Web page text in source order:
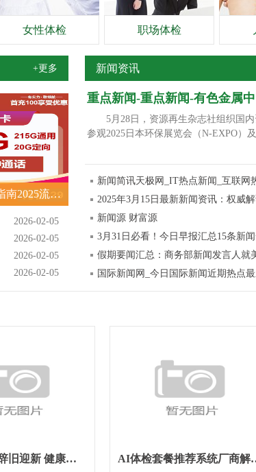
女性体检 职场体检
+更多
便宜流量卡避坑指南2025流量卡推荐榜单
2026-02-05
2026-02-05
2026-02-05
2026-02-05
新闻资讯
重点新闻-重点新闻-有色金属
5月28日，资源再生杂志社组织国内
参观2025日本环保展览会（N-EXPO
新闻简讯天极网_IT热点新闻_互联网
2025年3月15日最新新闻资讯：权威
新闻源 财富源
3月31日必看！今日早报汇总15条新
假期要闻汇总：商务部新闻发言人就
国际新闻网_今日国际新闻近期热点
便民惠民丨辞旧迎新 健康先行 区人民医院2026年新春惠民体 AI体检套餐推荐系